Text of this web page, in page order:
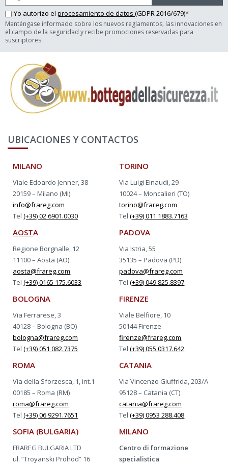
Yo autorizo el procesamiento de datos (GDPR 2016/679)*
Manténgase informado sobre los nuevos reglamentos, las innovaciones en
el campo de la seguridad y recibe promociones reservadas para
suscriptores.
UBICACIONES Y CONTACTOS
MILANO
Viale Edoardo Jenner, 38
20159 – Milano (MI)
info@frareg.com
Tel(+39) 02 6901.0030
TORINO
Via Luigi Einaudi, 29
10024 – Moncalieri (TO)
torino@frareg.com
Tel(+39) 011 1883.7163
AOSTA
Regione Borgnalle, 12
11100 – Aosta (AO)
aosta@frareg.com
Tel(+39) 0165 175.6033
PADOVA
Via Istria, 55
35135 – Padova (PD)
padova@frareg.com
Tel(+39) 049 825.8397
BOLOGNA
Via Ferrarese, 3
40128 – Bologna (BO)
bologna@frareg.com
Tel(+39) 051 082.7375
FIRENZE
Viale Belfiore, 10
50144 Firenze
firenze@frareg.com
Tel(+39) 055.0317.642
ROMA
Via della Sforzesca, 1, int.1
00185 – Roma (RM)
roma@frareg.com
Tel(+39) 06 9291.7651
CATANIA
Via Vincenzo Giuffrida, 203/A
95128 – Catania (CT)
catania@frareg.com
Tel(+39) 0953 288.408
SOFIA (BULGARIA)
FRAREG BULGARIA LTD
ul. “Troyanski Prohod” 16
MILANO
Centro di formazione
specialistica